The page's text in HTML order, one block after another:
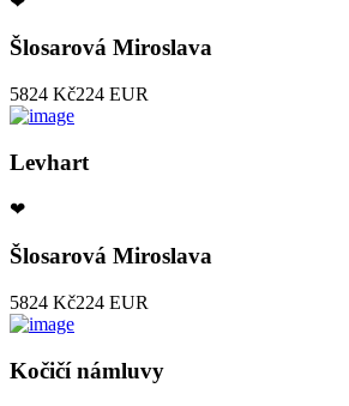
Šlosarová Miroslava
5824 Kč224 EUR
Levhart
❤
Šlosarová Miroslava
5824 Kč224 EUR
Kočičí námluvy